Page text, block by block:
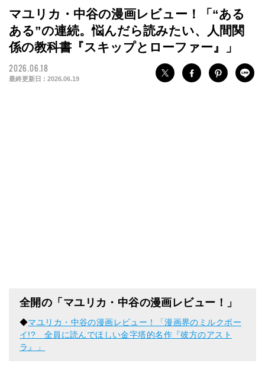
マユリカ・中谷の漫画レビュー！「“ある
ある”の連続。悩んだら読みたい、人間関
係の教科書『スキップとローファー』」
2026.06.18
最終更新日 : 2026.06.19
全開の「マユリカ・中谷の漫画レビュー！」
◆マユリカ・中谷の漫画レビュー！「漫画界のミルクボー
イ!? 全員に読んでほしい金字塔的名作『彼方のアスト
ラ』」